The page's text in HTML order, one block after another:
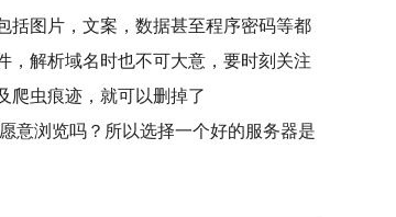
图片，文案，数据甚至程序密码等都
，解析域名时也不可大意，要时刻关注
爬虫痕迹，就可以删掉了
浏览吗？所以选择一个好的服务器是